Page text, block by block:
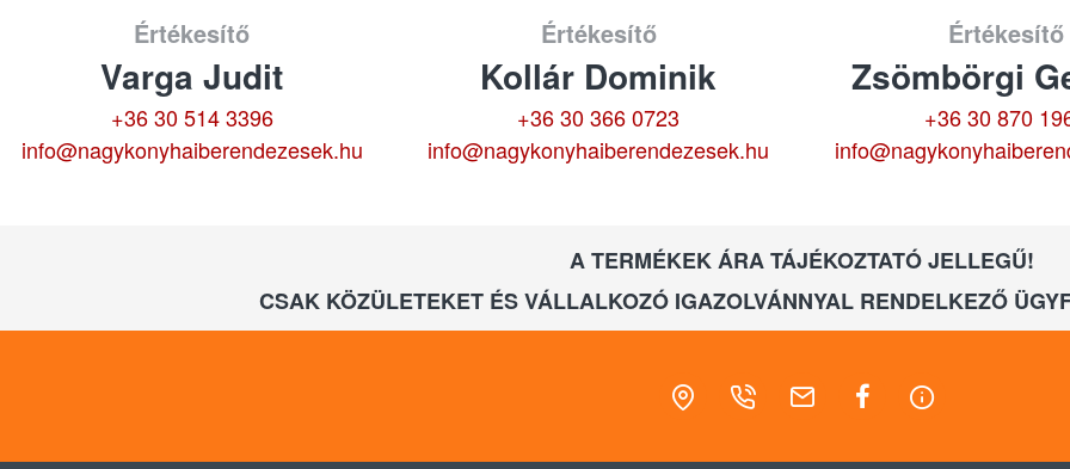
Értékesítő
Varga Judit
+36 30 514 3396
info@nagykonyhaiberendezesek.hu
Értékesítő
Kollár Dominik
+36 30 366 0723
info@nagykonyhaiberendezesek.hu
Értékesítő
Zsömbörgi
+36 30 870
A TERMÉKEK ÁRA TÁJÉKOZTATÓ JELLEGŰ!
CSAK KÖZÜLETEKET ÉS VÁLLALKOZÓ IGAZOLVÁNNYAL RENDELKEZŐ